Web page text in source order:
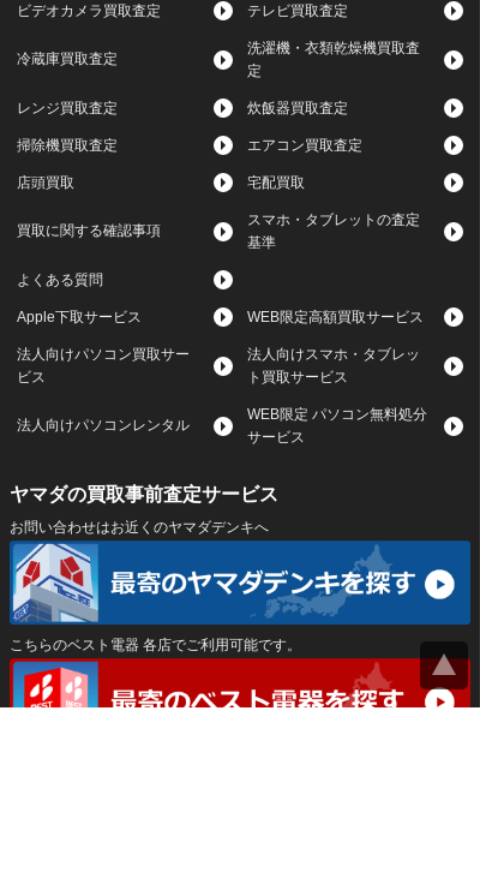
ビデオカメラ買取査定 テレビ買取査定
冷蔵庫買取査定
洗濯機・衣類乾燥機買取査
定
レンジ買取査定 炊飯器買取査定
掃除機買取査定 エアコン買取査定
店頭買取 宅配買取
買取に関する確認事項
スマホ・タブレットの査定
基準
よくある質問
Apple下取サービス WEB限定高額買取サービス
法人向けパソコン買取サー
ビス
法人向けスマホ・タブレッ
ト買取サービス
法人向けパソコンレンタル
WEB限定 パソコン無料処分
サービス
ヤマダの買取事前査定サービス
お問い合わせはお近くのヤマダデンキへ
こちらのベスト電器 各店でご利用可能です。